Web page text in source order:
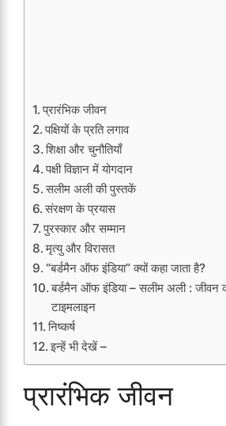
प्रारंभिक जीवन
पक्षियों के प्रति लगाव
शिक्षा और चुनौतियाँ
पक्षी विज्ञान में योगदान
सलीम अली की पुस्तकें
संरक्षण के प्रयास
पुरस्कार और सम्मान
मृत्यु और विरासत
“बर्डमैन ऑफ इंडिया” क्यों कहा जाता है?
बर्डमैन ऑफ इंडिया – सलीम अली :
टाइमलाइन
निष्कर्ष
इन्हें भी देखें –
प्रारंभिक जीवन